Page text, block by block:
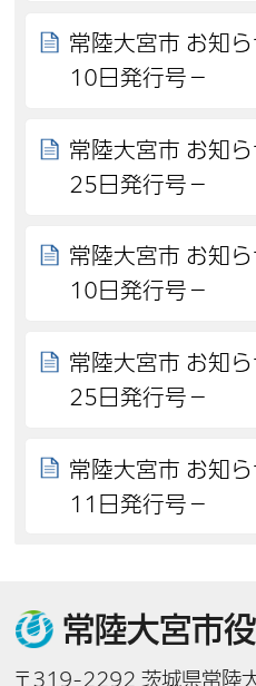
常陸大宮市 お知
10日発行号－
常陸大宮市 お知
25日発行号－
常陸大宮市 お知
10日発行号－
常陸大宮市 お知
25日発行号－
常陸大宮市 お知
11日発行号－
常陸大宮市
〒319-2292 茨城県常陸